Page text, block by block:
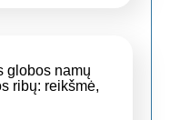
globos namų
ribų: reikšmė,